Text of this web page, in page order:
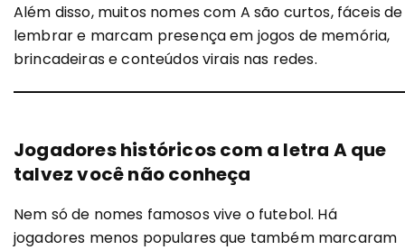
Além disso, muitos nomes com A são curtos, fáceis de
lembrar e marcam presença em jogos de memória,
brincadeiras e conteúdos virais nas redes.
Jogadores históricos com a letra A que
talvez você não conheça
Nem só de nomes famosos vive o futebol. Há
jogadores menos populares que também marcaram